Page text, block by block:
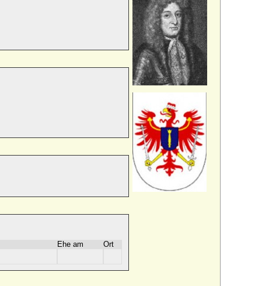
Ehe am
Ort